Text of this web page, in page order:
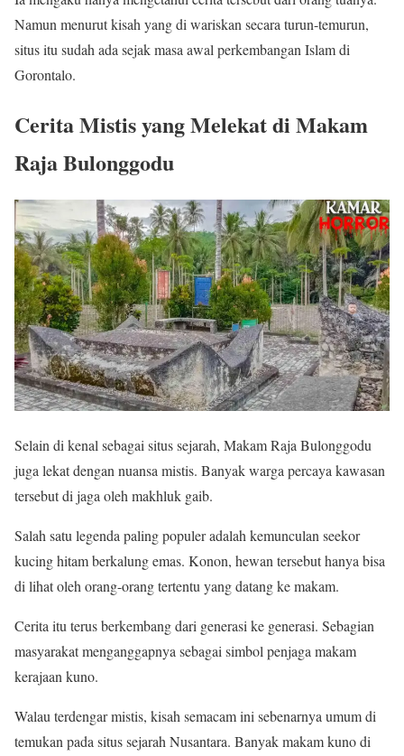
Namun menurut kisah yang di wariskan secara turun-temurun,
situs itu sudah ada sejak masa awal perkembangan Islam di
Gorontalo.
Cerita Mistis yang Melekat di Makam
Raja Bulonggodu
Selain di kenal sebagai situs sejarah, Makam Raja Bulonggodu
juga lekat dengan nuansa mistis. Banyak warga percaya kawasan
tersebut di jaga oleh makhluk gaib.
Salah satu legenda paling populer adalah kemunculan seekor
kucing hitam berkalung emas. Konon, hewan tersebut hanya bisa
di lihat oleh orang-orang tertentu yang datang ke makam.
Cerita itu terus berkembang dari generasi ke generasi. Sebagian
masyarakat menganggapnya sebagai simbol penjaga makam
kerajaan kuno.
Walau terdengar mistis, kisah semacam ini sebenarnya umum di
temukan pada situs sejarah Nusantara. Banyak makam kuno di